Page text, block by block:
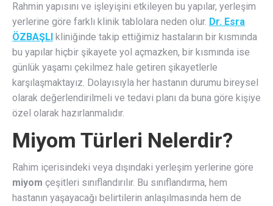
Rahmin yapısını ve işleyişini etkileyen bu yapılar, yerleşim
yerlerine göre farklı klinik tablolara neden olur. Dr. Esra
ÖZBAŞLI kliniğinde takip ettiğimiz hastaların bir kısmında
bu yapılar hiçbir şikayete yol açmazken, bir kısmında ise
günlük yaşamı çekilmez hale getiren şikayetlerle
karşılaşmaktayız. Dolayısıyla her hastanın durumu bireysel
olarak değerlendirilmeli ve tedavi planı da buna göre kişiye
özel olarak hazırlanmalıdır.
Miyom Türleri Nelerdir?
Rahim içerisindeki veya dışındaki yerleşim yerlerine göre
miyom çeşitleri sınıflandırılır. Bu sınıflandırma, hem
hastanın yaşayacağı belirtilerin anlaşılmasında hem de